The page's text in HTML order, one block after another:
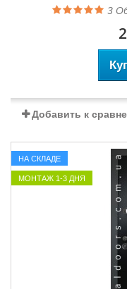
3
Добавить к
НА СКЛАДЕ
МОНТАЖ 1-3 ДНЯ